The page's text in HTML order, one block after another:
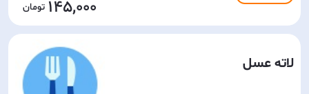
145,000
لاته عسل